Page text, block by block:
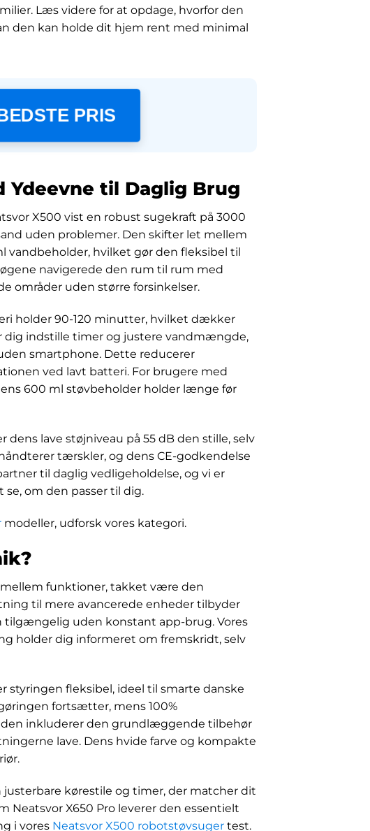
Læs videre for at opdage, hvorfor den
den kan holde dit hjem rent med minimal
PRIS
Ydeevne til Daglig Brug
X500 vist en robust sugekraft på 3000
uden problemer. Den skifter let mellem
hvilket gør den fleksibel til
navigerede den rum til rum med
områder uden større forsinkelser.
holder 90-120 minutter, hvilket dækker
dig indstille timer og justere vandmængde,
smartphone. Dette reducerer
ved lavt batteri. For brugere med
600 ml støvbeholder holder længe før
lave støjniveau på 55 dB den stille, selv
tærskler, og dens CE-godkendelse
til daglig vedligeholdelse, og vi er
om den passer til dig.
modeller, udforsk vores kategori.
funktioner, takket være den
til mere avancerede enheder tilbyder
uden konstant app-brug. Vores
holder dig informeret om fremskridt, selv
styringen fleksibel, ideel til smarte danske
fortsætter, mens 100%
inkluderer den grundlæggende tilbehør
lave. Dens hvide farve og kompakte
kørestile og timer, der matcher dit
Neatsvor X650 Pro leverer den essentielt
i vores Neatsvor X500 robotstøvsuger test.